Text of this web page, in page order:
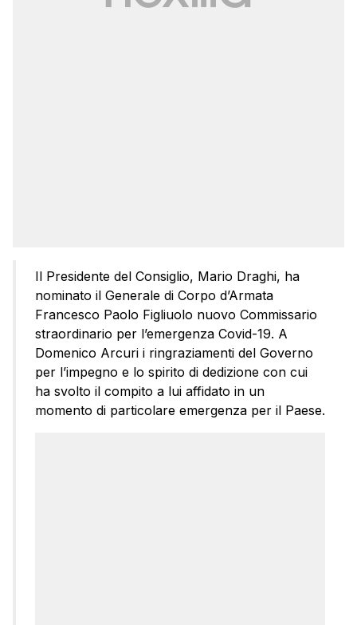
Il Presidente del Consiglio, Mario Draghi, ha
nominato il Generale di Corpo d’Armata
Francesco Paolo Figliuolo nuovo Commissario
straordinario per l’emergenza Covid-19. A
Domenico Arcuri i ringraziamenti del Governo
per l’impegno e lo spirito di dedizione con cui
ha svolto il compito a lui affidato in un
momento di particolare emergenza per il Paese.